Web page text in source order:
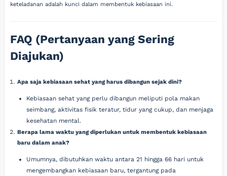
keteladanan adalah kunci dalam membentuk kebiasaan ini.
FAQ (Pertanyaan yang Sering
Diajukan)
Apa saja kebiasaan sehat yang harus dibangun sejak dini?
Kebiasaan sehat yang perlu dibangun meliputi pola makan
seimbang, aktivitas fisik teratur, tidur yang cukup, dan menjaga
kesehatan mental.
Berapa lama waktu yang diperlukan untuk membentuk kebiasaan
baru dalam anak?
Umumnya, dibutuhkan waktu antara 21 hingga 66 hari untuk
mengembangkan kebiasaan baru, tergantung pada